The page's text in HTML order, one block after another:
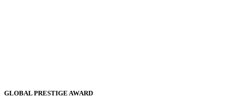
GLOBAL PRESTIGE AWARD